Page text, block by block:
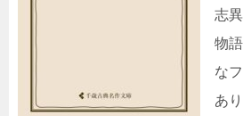
志
物
な
あ